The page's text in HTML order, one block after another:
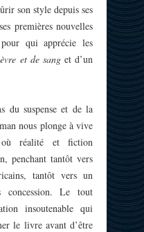
son style depuis ses
premières nouvelles
qui apprécie les
et de sanget d’un
du suspense et de la
nous plonge à vive
réalité et fiction
penchant tantôt vers
tantôt vers un
concession. Le tout
insoutenable qui
le livre avant d’être